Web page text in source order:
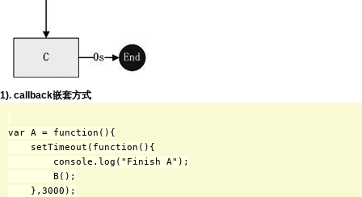
1). callback嵌套方式
var A = function(){
    setTimeout(function(){
        console.log("Finish A");
        B();
    },3000);